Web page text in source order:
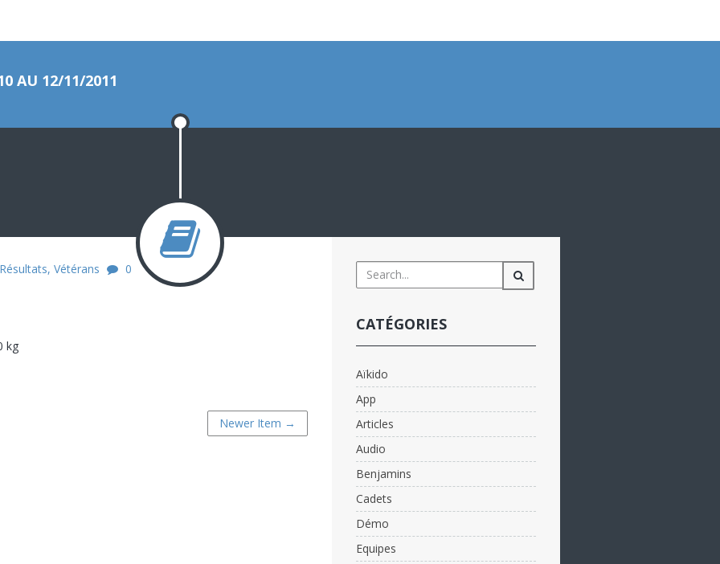
AU 12/11/2011
Résultats, Vétérans 0
kg
Newer Item →
CATÉGORIES
Aïkido
App
Articles
Audio
Benjamins
Cadets
Démo
Equipes